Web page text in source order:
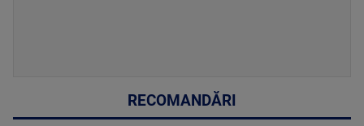
RECOMANDĂRI